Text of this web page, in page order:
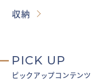
収納
PICK UP
ピックアップコンテンツ